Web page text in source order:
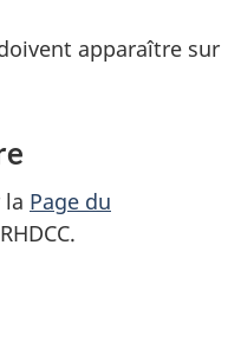
apparaître sur
Page du
RHDCC.